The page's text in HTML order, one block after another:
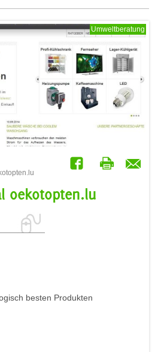
Umweltberatung
oekotopten.lu
besten Produkten